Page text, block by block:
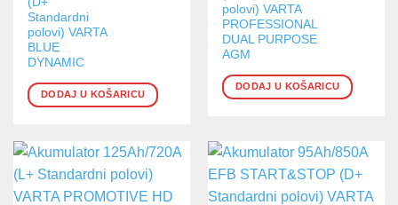
Standardni
polovi) VARTA
BLUE
DYNAMIC
DODAJ U KOŠARICU
polovi) VARTA
PROFESSIONAL
DUAL PURPOSE
AGM
DODAJ U KOŠARICU